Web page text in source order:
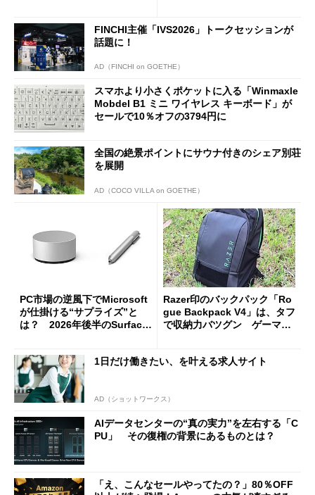
た
FINCHI主催「IVS2026」トークセッションが
話題に！
AD（FINCHI on GOETHE）
スマホより小さくポケットに入る「Winmaxle
Mobdel B1 ミニ ワイヤレス キーボード」が
セールで10％オフの3794円に
全国の絶景ポイントにサウナ付きのシェア別荘
を展開
AD（COCO VILLA on GOETHE）
PC市場の逆風下でMicrosoft
が仕掛ける“サプライズ”と
は？ 2026年後半のSurface
Razer印のバックパック「Ro
gue Backpack V4」は、タフ
で収納力バツグン ゲーマー
1日だけ働きたい、を叶える求人サイト
AD（ショットワークス）
AIデータセンターの“真の実力”を左右する「C
PU」 その復権の背景にあるものとは？
「え、こんなセールやってたの？」80％OFF